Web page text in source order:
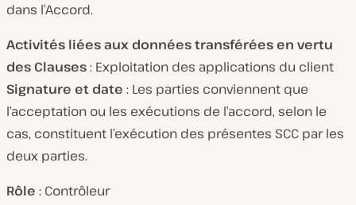
dans l’Accord.
Activités liées aux données transférées en vertu
des Clauses: Exploitation des applications du client
Signature et date : Les parties conviennent que
l’acceptation ou les exécutions de l’accord, selon le
cas, constituent l’exécution des présentes SCC par les
deux parties.
Rôle : Contrôleur